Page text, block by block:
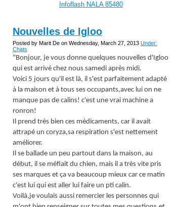
Infoflash NALA 85480
Nouvelles de Igloo
Posted by Marit De on Wednesday, March 27, 2013 Under:
Chats
"Bonjour, je vous donne quelques nouvelles d'Igloo
qui est arrivé chez nous samedi après midi.
Voici 5 jours qu'il est là, il s'est parfaitement adapté
à la maison et à tous ses occupants,avec lui on ne
manque pas de calins! c'est une vrai machine a
ronron!
Il prend très bien ces médicaments, car il avait
attrapé un coryza,sa respiration s'est nettement
améliorer.
Il se ballade un peu partout dans la maison, au
début, il se méfiait du chien, mais il a très vite pris
ses marques et ça va beaucoup mieux car ce matin
c'est lui qui est aller lui faire un pti calin.
Voilà,je voulais aussi remercier les personnes qui